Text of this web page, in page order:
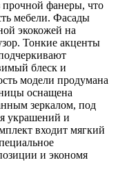
фанеры, что
мебели. Фасады
экокожей на
Тонкие акценты
блеск и
модели продумана
оснащена
зеркалом, под
украшений и
входит мягкий
и экономя